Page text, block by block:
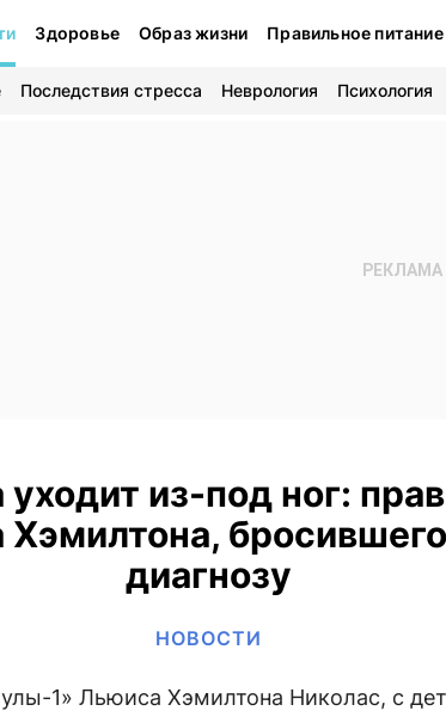
Здоровье Образ жизни Правильное питание
Последствия стресса Неврология Психология
уходит из-под ног:
Хэмилтона,
диагнозу
НОВОСТИ
1» Льюиса Хэмилтона Николас, с